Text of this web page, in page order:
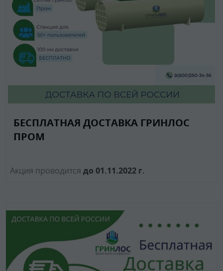
БЕСПЛАТНАЯ ДОСТАВКА ГРИНЛОС
ПРОМ
Акция проводится до 01.11.2022 г.